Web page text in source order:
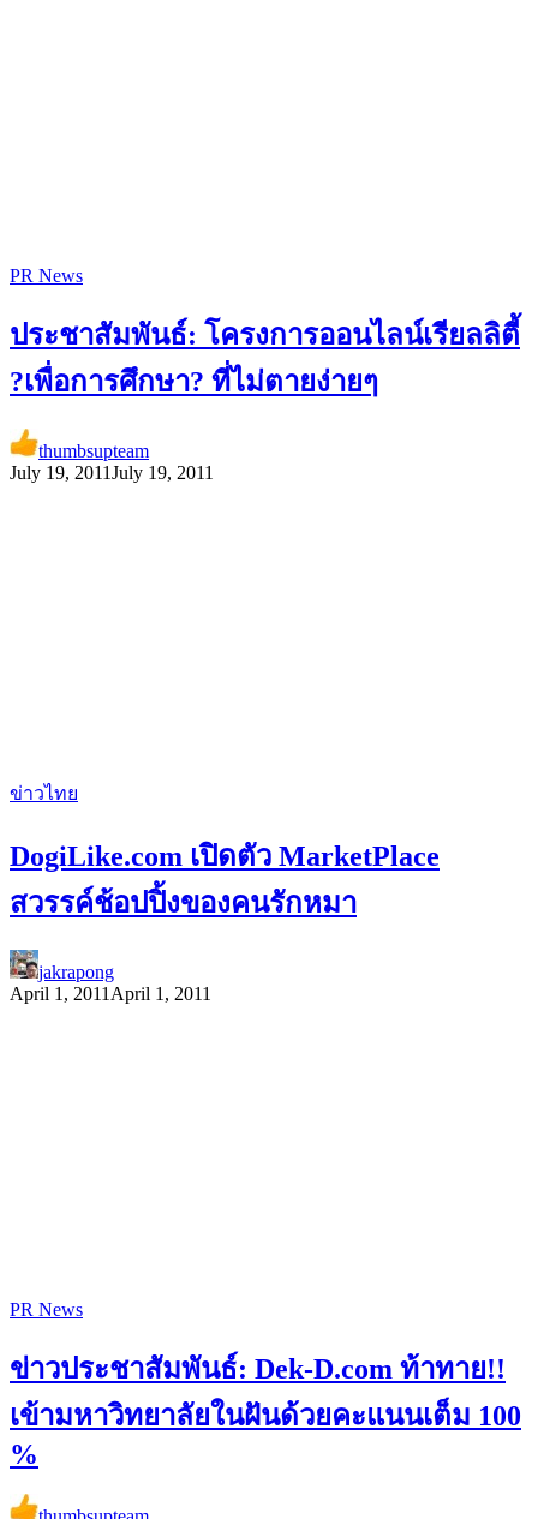
PR News
ประชาสัมพันธ์: โครงการออนไลน์เรียลลิตี้
?เพื่อการศึกษา? ที่ไม่ตายง่ายๆ
thumbsupteam
July 19, 2011July 19, 2011
ข่าวไทย
DogiLike.com เปิดตัว MarketPlace
สวรรค์ช้อปปิ้งของคนรักหมา
jakrapong
April 1, 2011 April 1, 2011
PR News
ข่าวประชาสัมพันธ์: Dek-D.com ท้าทาย!!
เข้ามหาวิทยาลัยในฝันด้วยคะแนนเต็ม 100
%